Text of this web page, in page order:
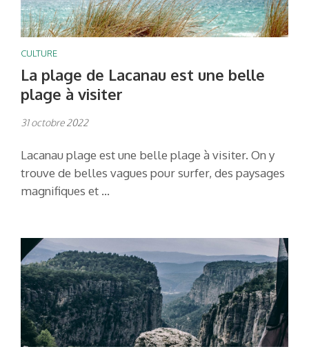
CULTURE
La plage de Lacanau est une belle
plage à visiter
31 octobre 2022
Lacanau plage est une belle plage à visiter. On y
trouve de belles vagues pour surfer, des paysages
magnifiques et …